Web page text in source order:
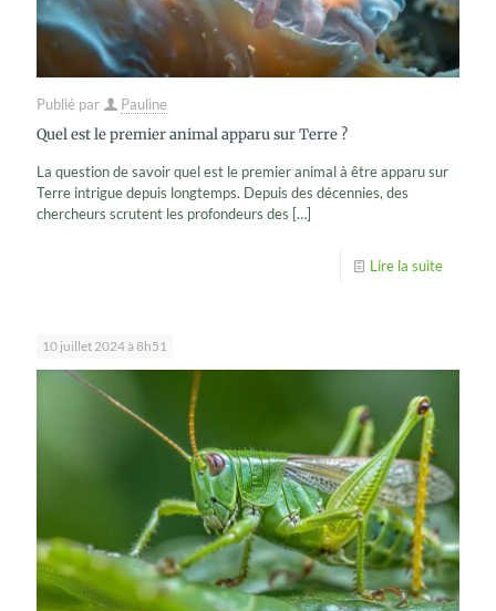
Publié par Pauline
Quel est le premier animal apparu sur Terre ?
La question de savoir quel est le premier animal à être apparu sur
Terre intrigue depuis longtemps. Depuis des décennies, des
chercheurs scrutent les profondeurs des […]
Lire la suite
10 juillet 2024 à 8h51